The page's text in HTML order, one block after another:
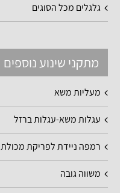
גלגלים מכל הסוגים
מתקני שינוע נוספים
מעליות משא
עגלות משא-עגלות ברזל
רמפה ניידת לפריקת מכולת
משווה גובה